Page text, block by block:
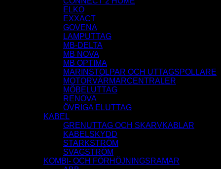
ELKO
EXXACT
GOVENA
LAMPUTTAG
MB-DELTA
MB NOVA
MB OPTIMA
MARINSTOLPAR OCH UTTAGSPOLLARE
MOTORVÄRMARCENTRALER
MÖBELUTTAG
RENOVA
ÖVRIGA ELUTTAG
KABEL
GRENUTTAG OCH SKARVKABLAR
KABELSKYDD
STARKSTRÖM
SVAGSTRÖM
KOMBI- OCH FÖRHÖJNINGSRAMAR